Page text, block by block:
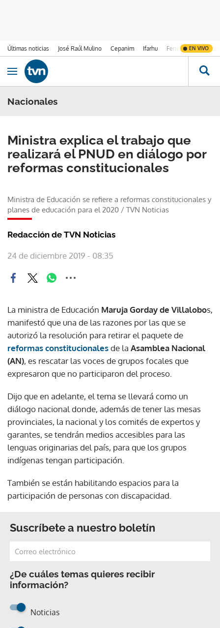
Últimas noticias José Raúl Mulino Cepanim Ifarhu Fenómeno de El
EN VIVO
Ir al contenido
Obrir navegació
Nacionales
Ministra explica el trabajo que
realizará el PNUD en diálogo por
reformas constitucionales
Ministra de Educación se refiere a reformas constitucionales y
planes de educación para el 2020 / TVN Noticias
Redacción de TVN Noticias
24 de diciembre 2019 - 08:35
La ministra de Educación Maruja Gorday de Villalobos,
manifestó que una de las razones por las que se
autorizó la resolución para retirar el paquete de
reformas constitucionalesde la Asamblea Nacional
(AN), es rescatar las voces de grupos focales que
expresaron que no participaron del proceso.
Dijo que en adelante, el tema se llevará como un
diálogo nacional donde, además de tener las mesas
provinciales, la nacional y los comités de expertos y
garantes, se tendrán medios accesibles para las
lenguas originarias del país, para que los grupos
indígenas tengan participación.
También se están habilitando espacios para la
participación de personas con discapacidad.
Suscríbete a nuestro boletín
¿De cuáles temas quieres recibir
información?
Noticias